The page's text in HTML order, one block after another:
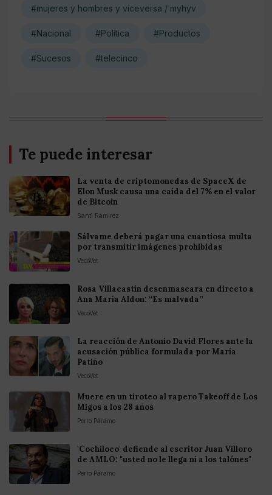
#mujeres y hombres y viceversa / myhyv
#Nacional #Política #Productos
#Sucesos #telecinco
Te puede interesar
La venta de criptomonedas de SpaceX de
Elon Musk causa una caída del 7% en el valor
de Bitcoin
Santi Ramirez
Sálvame deberá pagar una cuantiosa multa
por transmitir imágenes prohibidas
VecoVet
Rosa Villacastín desenmascara en directo a
Ana María Aldon: “Es malvada”
VecoVet
La reacción de Antonio David Flores ante la
acusación pública formulada por María
Patiño
VecoVet
Muere en un tiroteo al rapero Takeoff de Los
Migos a los 28 años
Perro Páramo
'Cochiloco' defiende al escritor Juan Villoro
de AMLO: "usted no le llega ni a los talónes"
Perro Páramo